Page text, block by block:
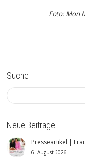
Foto: Mon
Suche
Neue Beiträge
Presseartikel |
6. August 2026